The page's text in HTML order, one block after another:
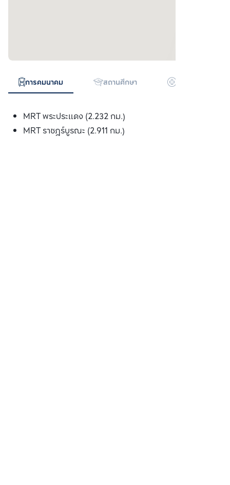
การคมนาคม สถานศึกษา
MRT พระประแดง (2.232 กม.)
MRT ราชฎร์บูรณะ (2.911 กม.)